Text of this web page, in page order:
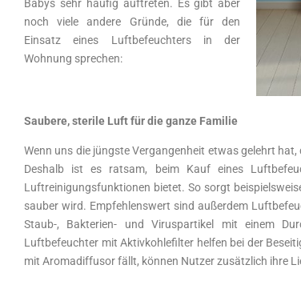
Babys sehr häufig auftreten. Es gibt aber
noch viele andere Gründe, die für den
Einsatz eines Luftbefeuchters in der
Wohnung sprechen:
Saubere, sterile Luft für die ganze Familie
Wenn uns die jüngste Vergangenheit etwas gelehrt
Deshalb ist es ratsam, beim Kauf eines
Luftreinigungsfunktionen bietet. So sorgt
sauber wird. Empfehlenswert sind außerdem
Staub-, Bakterien- und Viruspartikel mit einem
Luftbefeuchter mit Aktivkohlefilter helfen bei der
mit Aromadiffusor fällt, können Nutzer zusätzlich ihre